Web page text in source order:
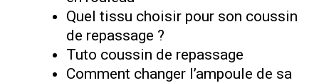
Quel tissu choisir pour son coussin
de repassage ?
Tuto coussin de repassage
Comment changer l’ampoule de sa